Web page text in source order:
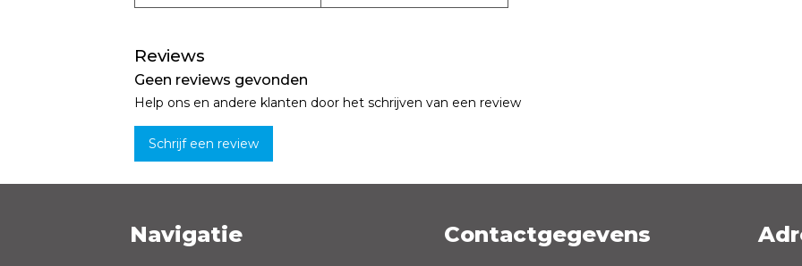
Reviews
Geen reviews gevonden
Help ons en andere klanten door het schrijven van een review
Schrijf een review
Naam * Emailadres *
Navigatie Contactgegevens